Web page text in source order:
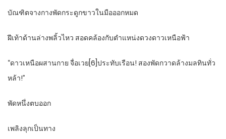
บัณฑิตจางกางพัดกระดูกขาวในมือออกหมด
ฝีเท้าด้านล่างพลิ้วไหว สอดคล้องกับตำแหน่งดวงดาวเหนือฟ้า
“ดาวเหนือผสานกาย จื่อเวย[6]ประทับเรือน! สองพัดกวาดล้างมลทินทั่ว
หล้า!”
พัดหนึ่งตบออก
เพลิงลุกเป็นทาง